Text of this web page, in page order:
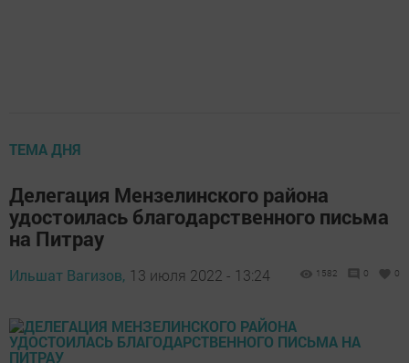
ТЕМА ДНЯ
Делегация Мензелинского района
удостоилась благодарственного письма
на Питрау
Ильшат Вагизов, 13 июля 2022 - 13:24 1582 0 0